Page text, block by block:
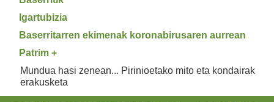
Igartubizia
Baserritarren ekimenak koronabirusaren aurrean
Patrim +
Mundua hasi zenean... Pirinioetako mito eta kondairak
erakusketa